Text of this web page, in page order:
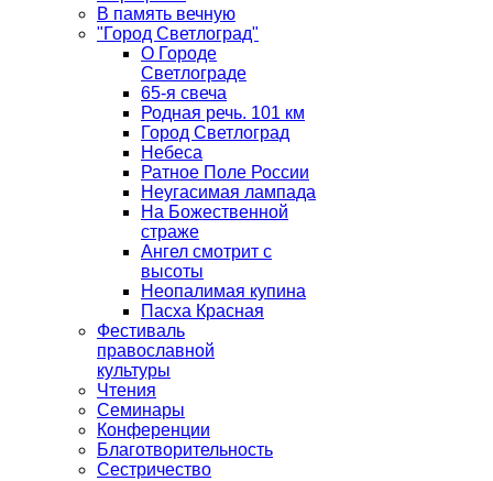
В память вечную
"Город Светлоград"
О Городе
Светлограде
65-я свеча
Родная речь. 101 км
Город Светлоград
Небеса
Ратное Поле России
Неугасимая лампада
На Божественной
страже
Ангел смотрит с
высоты
Неопалимая купина
Пасха Красная
Фестиваль
православной
культуры
Чтения
Семинары
Конференции
Благотворительность
Сестричество